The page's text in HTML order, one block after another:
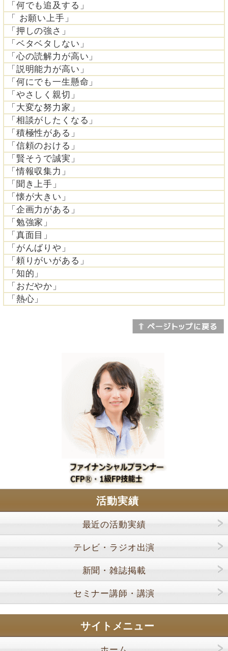
「何でも追及する」
「 お願い上手」
「押しの強さ」
「ベタベタしない」
「心の読解力が高い」
「説明能力が高い」
「何にでも一生懸命」
「やさしく親切」
「大変な努力家」
「相談がしたくなる」
「積極性がある」
「信頼のおける」
「賢そうで誠実」
「情報収集力」
「聞き上手」
「懐が大きい」
「企画力がある」
「勉強家」
「真面目」
「がんばりや」
「頼りがいがある」
「知的」
「おだやか」
「熱心」
活動実績
最近の活動実績
テレビ・ラジオ出演
新聞・雑誌掲載
セミナー講師・講演
サイトメニュー